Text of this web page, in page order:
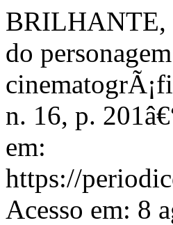
BRILHANTE,
do
n. 16, p.
em:
https://
Acesso em: 8